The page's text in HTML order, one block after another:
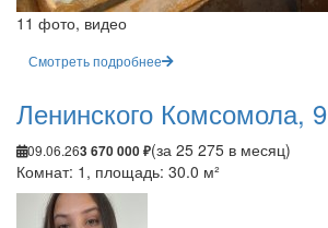
11 фото, видео
Смотреть подробнее
Ленинского Комсомола, 9
09.06.263 670 000 ₽(за 25 275 в месяц)
Комнат: 1, площадь: 30.0 м²